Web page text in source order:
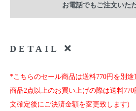
お電話でもご注文いた
DETAIL
*こちらのセール商品は送料770円を別
商品2点以上のお買い上げの際は送料
文確定後にご決済金額を変更致します)